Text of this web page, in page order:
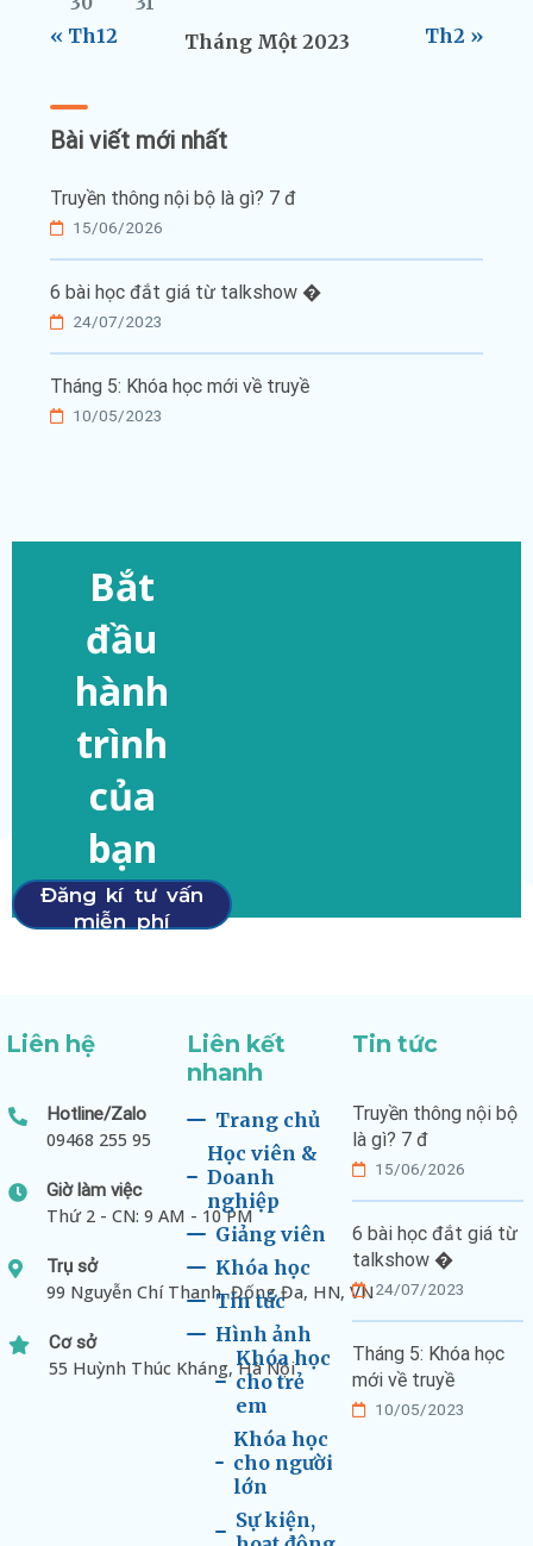
Tháng Một 2023
« Th12 Th2 »
Bài viết mới nhất
Truyền thông nội bộ là gì? 7 đ
15/06/2026
6 bài học đắt giá từ talkshow �
24/07/2023
Tháng 5: Khóa học mới về truyề
10/05/2023
Bắt
đầu
hành
trình
của
bạn
Đăng kí tư vấn
miễn phí
Liên hệ
Hotline/Zalo
09468 255 95
Giờ làm việc
Thứ 2 - CN: 9 AM - 10 PM
Trụ sở
99 Nguyễn Chí Thanh, Đống Đa, HN, VN
Cơ sở
55 Huỳnh Thúc Kháng, Hà Nội
Liên kết
nhanh
Trang chủ
Học viên &
Doanh
nghiệp
Giảng viên
Khóa học
Tin tức
Hình ảnh
Khóa học
cho trẻ
em
Khóa học
cho người
lớn
Sự kiện,
Tin tức
Truyền thông nội bộ
là gì? 7 đ
15/06/2026
6 bài học đắt giá từ
talkshow �
24/07/2023
Tháng 5: Khóa học
mới về truyề
10/05/2023